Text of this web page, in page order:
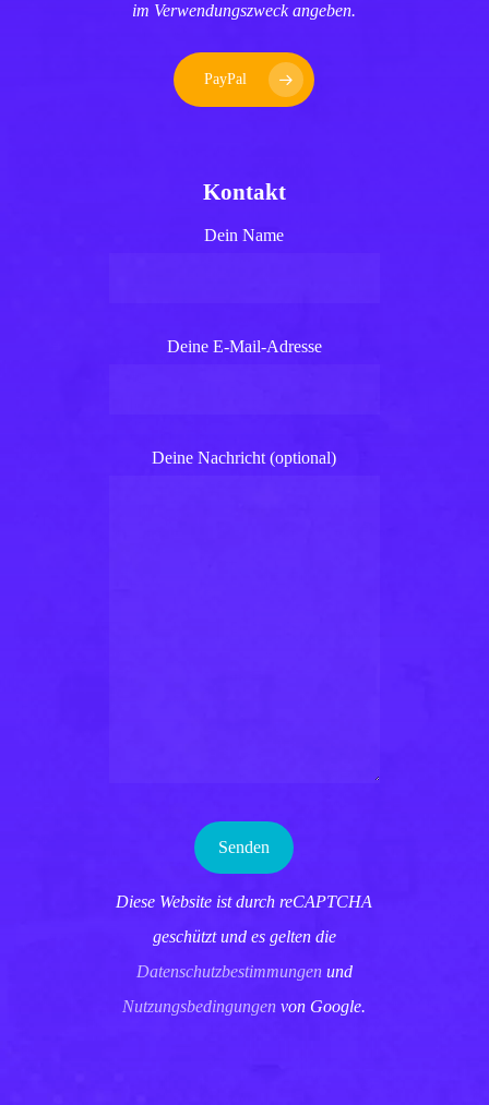
im Verwendungszweck angeben.
PayPal
Kontakt
Dein Name
Deine E-Mail-Adresse
Deine Nachricht (optional)
Diese Website ist durch reCAPTCHA
geschützt und es gelten die
Datenschutzbestimmungenund
Nutzungsbedingungen von Google.